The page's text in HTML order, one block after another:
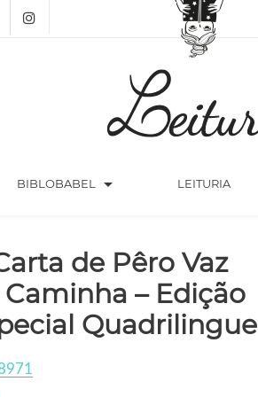
BIBLOBABEL arrow_drop_down LEITURIA
de Pêro Vaz
– Edição
Quadrilingue